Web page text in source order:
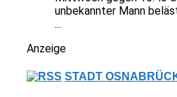
unbekannter Mann
...
Anzeige
STADT